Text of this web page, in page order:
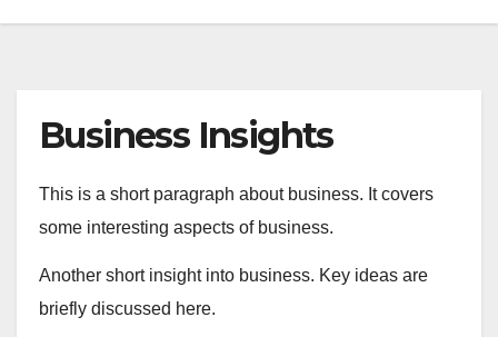
Business Insights
This is a short paragraph about business. It covers
some interesting aspects of business.
Another short insight into business. Key ideas are
briefly discussed here.